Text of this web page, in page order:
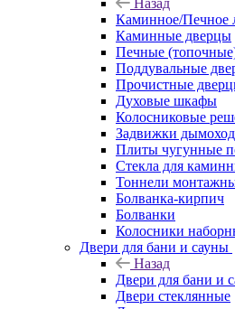
Назад
Каминное/Печное
Каминные дверцы
Печные
Поддувальные
Прочистные
Духовые шкафы
Колосниковые
Задвижки
Плиты чугунные
Стекла для
Тоннели
Болванка-кирпич
Болванки
Колосники
Двери для бани и сауны
Назад
Двери для бани и
Двери стеклянные